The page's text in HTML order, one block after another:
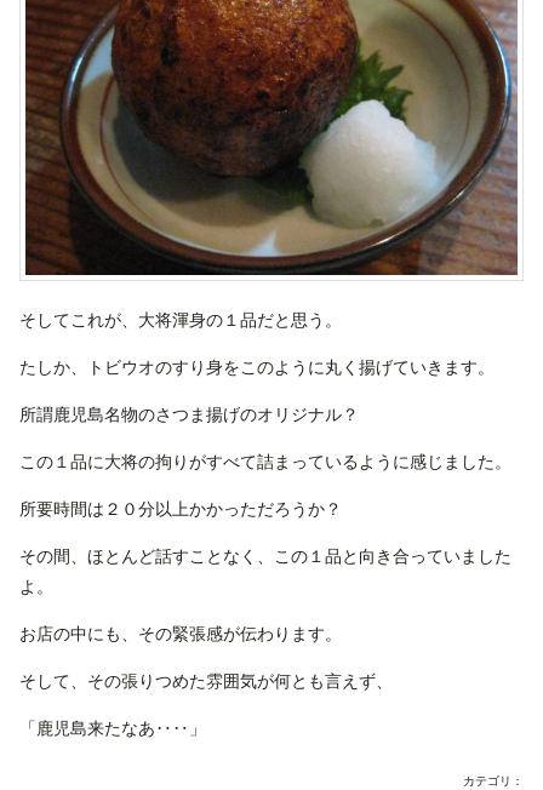
そしてこれが、大将渾身の１品だと思う。
たしか、トビウオのすり身をこのように丸く揚げていきます。
所謂鹿児島名物のさつま揚げのオリジナル？
この１品に大将の拘りがすべて詰まっているように感じました。
所要時間は２０分以上かかっただろうか？
その間、ほとんど話すことなく、この１品と向き合っていました
よ。
お店の中にも、その緊張感が伝わります。
そして、その張りつめた雰囲気が何とも言えず、
「鹿児島来たなあ‥‥」
カテゴリ：